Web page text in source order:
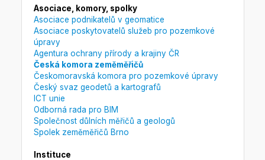
Asociace, komory, spolky
Asociace podnikatelů v geomatice
Asociace poskytovatelů služeb pro pozemkové
úpravy
Agentura ochrany přírody a krajiny ČR
Česká komora zeměměřičů
Českomoravská komora pro pozemkové úpravy
Český svaz geodetů a kartografů
ICT unie
Odborná rada pro BIM
Společnost důlních měřičů a geologů
Spolek zeměměřičů Brno
Instituce